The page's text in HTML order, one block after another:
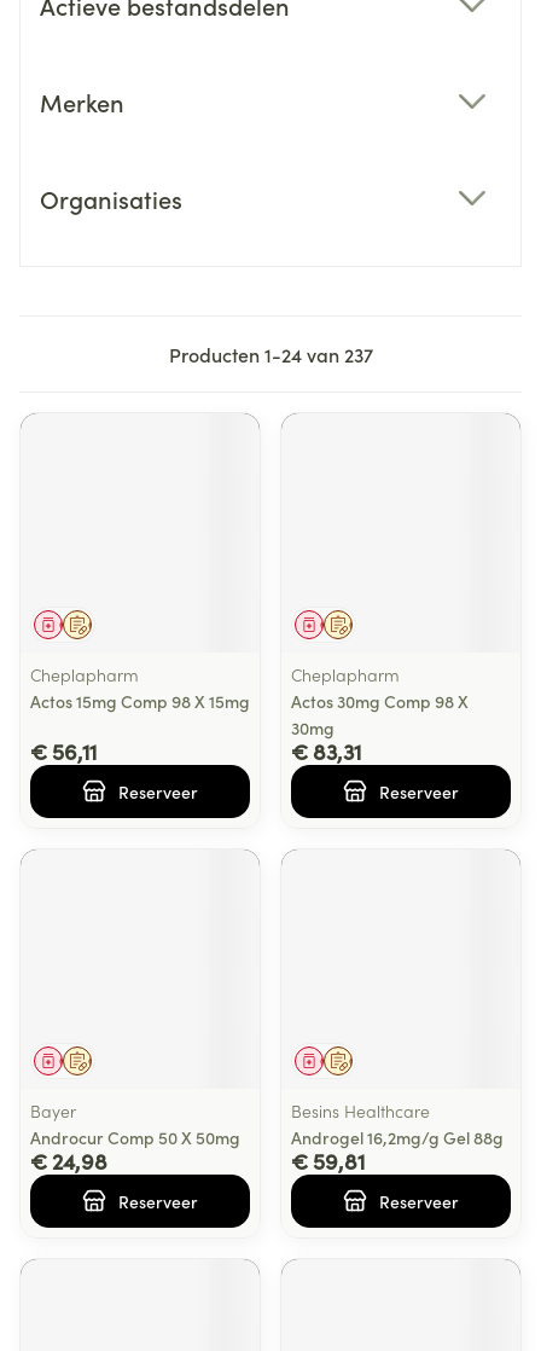
Merken
Organisaties
Producten1-24van 237
Op voorschrift
Geneesmiddel
Cheplapharm
Actos 15mg Comp 98 X 15mg
€ 56,11
Reserveer
Op voorschrift
Geneesmiddel
Cheplapharm
Actos 30mg Comp 98 X
30mg
€ 83,31
Reserveer
Op voorschrift
Geneesmiddel
Bayer
Androcur Comp 50 X 50mg
€ 24,98
Reserveer
Op voorschrift
Geneesmiddel
Besins Healthcare
Androgel 16,2mg/g Gel 88g
€ 59,81
Reserveer